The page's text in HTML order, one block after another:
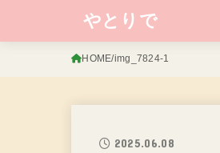
やとりで
HOME img_7824-1
2025.06.08